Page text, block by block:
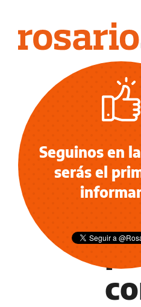
Seguinos en
serás el